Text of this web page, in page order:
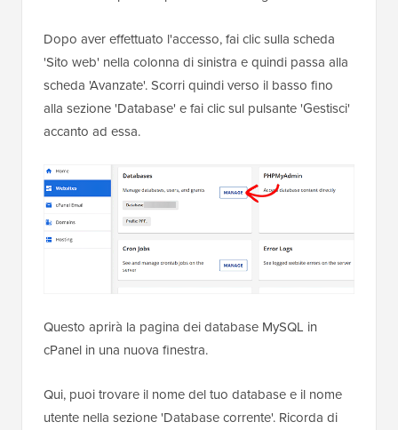
Dopo aver effettuato l'accesso, fai clic sulla scheda
'Sito web' nella colonna di sinistra e quindi passa alla
scheda 'Avanzate'. Scorri quindi verso il basso fino
alla sezione 'Database' e fai clic sul pulsante 'Gestisci'
accanto ad essa.
Questo aprirà la pagina dei database MySQL in
cPanel in una nuova finestra.
Qui, puoi trovare il nome del tuo database e il nome
utente nella sezione 'Database corrente'. Ricorda di